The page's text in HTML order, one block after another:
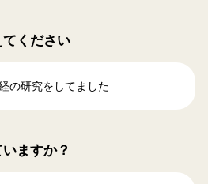
ください
の研究をしてました
ますか？